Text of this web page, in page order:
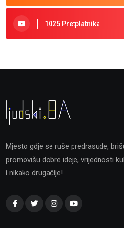
1025 Pretplatnika
Mjesto gdje se ruše predrasude,
promovišu dobre ideje, vrijednosti
i nikako drugačije!